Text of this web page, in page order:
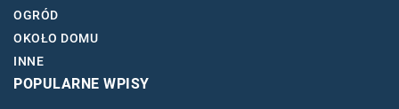
OGRÓD
OKOŁO DOMU
INNE
POPULARNE WPISY